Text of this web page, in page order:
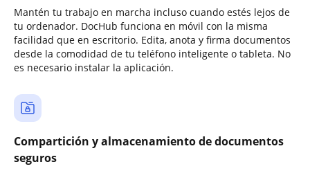
Mantén tu trabajo en marcha incluso cuando estés lejos de
tu ordenador. DocHub funciona en móvil con la misma
facilidad que en escritorio. Edita, anota y firma documentos
desde la comodidad de tu teléfono inteligente o tableta. No
es necesario instalar la aplicación.
Compartición y almacenamiento de documentos
seguros